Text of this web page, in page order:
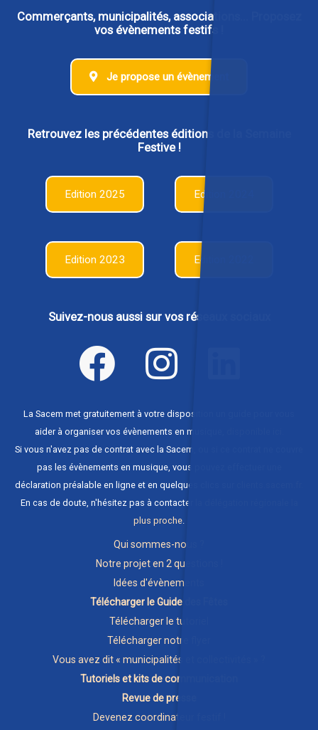
Commerçants, municipalités, associations... Proposez
vos évènements festifs !
Je propose un évènement
Retrouvez les précédentes éditions de la Semaine
Festive !
Edition 2025 Edition 2024
Edition 2023 Edition 2022
Suivez-nous aussi sur vos réseaux sociaux
La Sacem met gratuitement à votre disposition un guide pour vous
aider à organiser vos évènements en musique,
Si vous n'avez pas de contrat avec la Sacem, ou si ce contrat ne couvre
pas les évènements en musique, vous pouvez effectuer une
déclaration préalable en ligne et en quelques clics sur
En cas de doute, n'hésitez pas à contacter
plus proche.
Qui sommes-nous ?
Notre projet en 2 questions !
Idées d'évènements
Télécharger le Guide des Fêtes
Télécharger le tutoriel
Télécharger notre flyer
Vous avez dit « municipalités et collectivités » ?
Tutoriels et kits de communication
Revue de presse
Devenez coordinateur festif !